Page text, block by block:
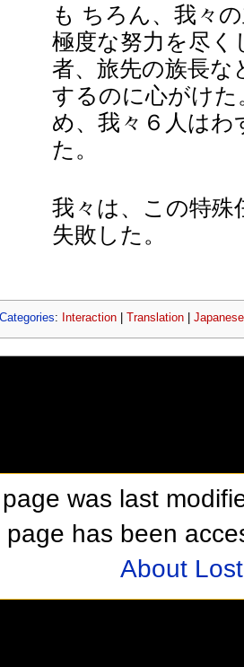
も ちろん、我々
極度な努力を尽く
者、旅先の族長な
するのに心がけ
め、我々６人は
た。
我々は、この特殊
失敗した。
Categories: Interaction| Translation| Japanese
was last
page has been
About